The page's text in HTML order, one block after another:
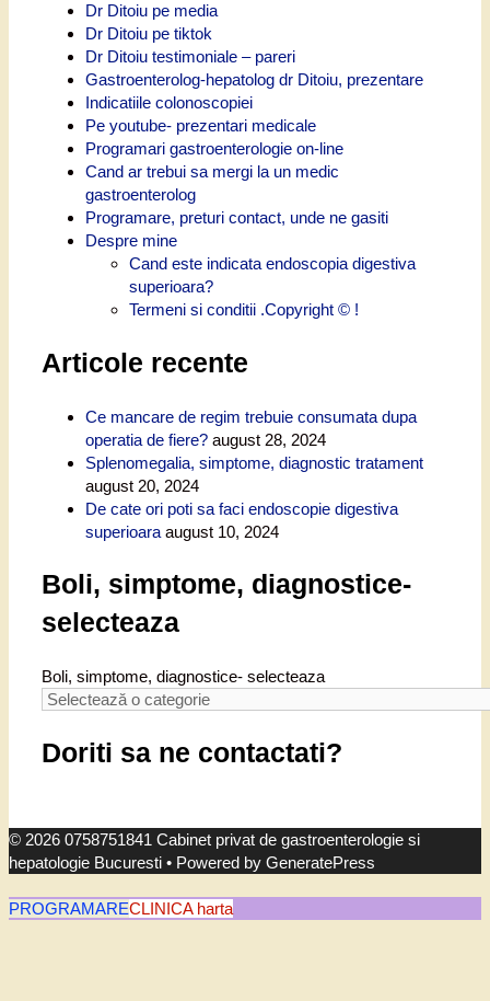
Dr Ditoiu pe media
Dr Ditoiu pe tiktok
Dr Ditoiu testimoniale – pareri
Gastroenterolog-hepatolog dr Ditoiu, prezentare
Indicatiile colonoscopiei
Pe youtube- prezentari medicale
Programari gastroenterologie on-line
Cand ar trebui sa mergi la un medic
gastroenterolog
Programare, preturi contact, unde ne gasiti
Despre mine
Cand este indicata endoscopia digestiva
superioara?
Termeni si conditii .Copyright © !
Articole recente
Ce mancare de regim trebuie consumata dupa
operatia de fiere? august 28, 2024
Splenomegalia, simptome, diagnostic tratament
august 20, 2024
De cate ori poti sa faci endoscopie digestiva
superioara august 10, 2024
Boli, simptome, diagnostice-
selecteaza
Boli, simptome, diagnostice- selecteaza
Doriti sa ne contactati?
© 2026 0758751841 Cabinet privat de gastroenterologie si
hepatologie Bucuresti • Powered by GeneratePress
PROGRAMARECLINICA harta